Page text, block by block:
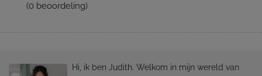
(0 beoordeling)
Hi, ik ben Judith. Welkom in mijn wereld van